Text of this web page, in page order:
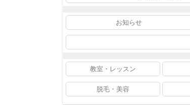
お知らせ
教室・レッスン
脱毛・美容